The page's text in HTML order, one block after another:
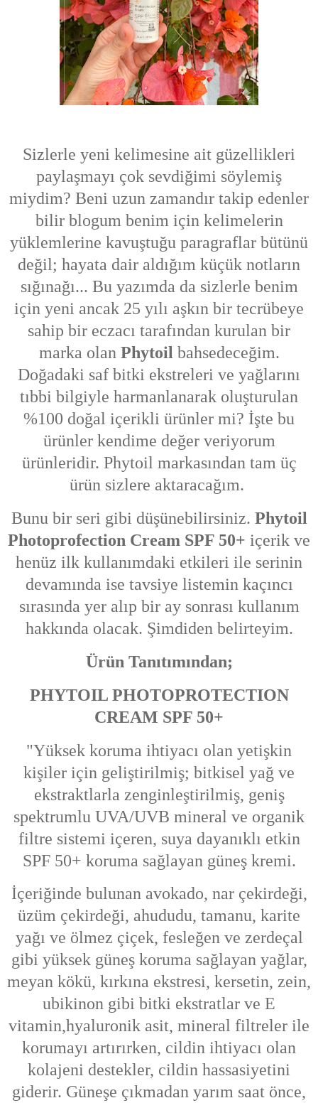
Sizlerle yeni kelimesine ait güzellikleri
paylaşmayı çok sevdiğimi söylemiş
miydim? Beni uzun zamandır takip edenler
bilir blogum benim için kelimelerin
yüklemlerine kavuştuğu paragraflar bütünü
değil; hayata dair aldığım küçük notların
sığınağı... Bu yazımda da sizlerle benim
için yeni ancak 25 yılı aşkın bir tecrübeye
sahip bir eczacı tarafından kurulan bir
marka olan Phytoilbahsedeceğim.
Doğadaki saf bitki ekstreleri ve yağlarını
tıbbi bilgiyle harmanlanarak oluşturulan
%100 doğal içerikli ürünler mi? İşte bu
ürünler kendime değer veriyorum
ürünleridir. Phytoil markasından tam üç
ürün sizlere aktaracağım.
Bunu bir seri gibi düşünebilirsiniz. Phytoil
Photoprofection Cream SPF 50+ içerik ve
henüz ilk kullanımdaki etkileri ile serinin
devamında ise tavsiye listemin kaçıncı
sırasında yer alıp bir ay sonrası kullanım
hakkında olacak. Şimdiden belirteyim.
Ürün Tanıtımından;
PHYTOIL PHOTOPROTECTION
CREAM SPF 50+
"Yüksek koruma ihtiyacı olan yetişkin
kişiler için geliştirilmiş; bitkisel yağ ve
ekstraktlarla zenginleştirilmiş, geniş
spektrumlu UVA/UVB mineral ve organik
filtre sistemi içeren, suya dayanıklı etkin
SPF 50+ koruma sağlayan güneş kremi.
İçeriğinde bulunan avokado, nar çekirdeği,
üzüm çekirdeği, ahududu, tamanu, karite
yağı ve ölmez çiçek, fesleğen ve zerdeçal
gibi yüksek güneş koruma sağlayan yağlar,
meyan kökü, kırkına ekstresi, kersetin, zein,
ubikinon gibi bitki ekstratlar ve E
vitamin,hyaluronik asit, mineral filtreler ile
korumayı artırırken, cildin ihtiyacı olan
kolajeni destekler, cildin hassasiyetini
giderir. Güneşe çıkmadan yarım saat önce,